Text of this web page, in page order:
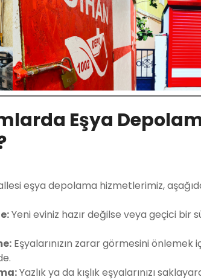
Eşya
eşya depolama hizmetlerimiz,
Yeni eviniz hazır değilse veya geçici bir
Eşyalarınızın zarar görmesini
Yazlık ya da kışlık eşyalarınızı